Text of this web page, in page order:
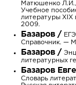
Е Ж
Матюшенко
Учебное
литературы
2009.
Базаров /
Справочник. —
Базаров /
литературных
Базаров
Словарь